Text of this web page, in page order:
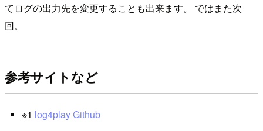
てログの出力先を変更することも出来ます。 ではまた次
回。
参考サイトなど
※1 log4play Github